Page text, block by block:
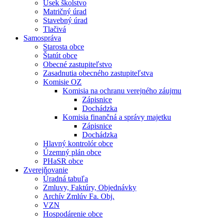
Úsek školstvo
Matričný úrad
Stavebný úrad
Tlačivá
Samospráva
Starosta obce
Štatút obce
Obecné zastupiteľstvo
Zasadnutia obecného zastupiteľstva
Komisie OZ
Komisia na ochranu verejného záujmu
Zápisnice
Dochádzka
Komisia finančná a správy majetku
Zápisnice
Dochádzka
Hlavný kontrolór obce
Územný plán obce
PHaSR obce
Zverejňovanie
Úradná tabuľa
Zmluvy, Faktúry, Objednávky
Archív Zmlúv Fa. Obj.
VZN
Hospodárenie obce